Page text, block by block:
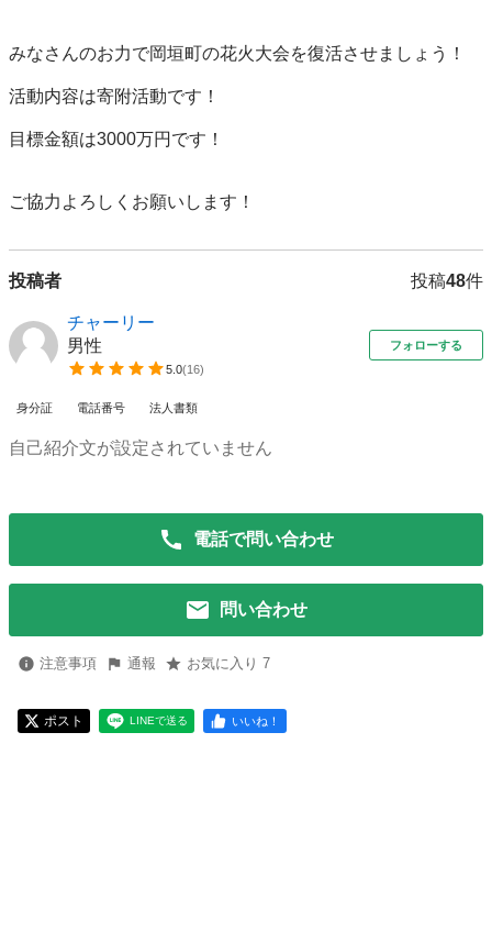
みなさんのお力で岡垣町の花火大会を復活させましょう！
活動内容は寄附活動です！
目標金額は3000万円です！
ご協力よろしくお願いします！
投稿者 投稿48件
チャーリー
男性
5.0(16)
フォローする
身分証 電話番号 法人書類
自己紹介文が設定されていません
電話で問い合わせ
問い合わせ
注意事項 通報 お気に入り 7
ポスト LINEで送る いいね！